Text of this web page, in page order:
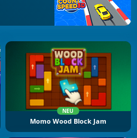
NEU
Momo Wood Block Jam